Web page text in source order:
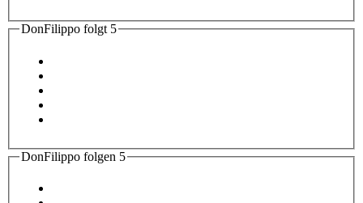
DonFilippo folgt 5
DonFilippo folgen 5